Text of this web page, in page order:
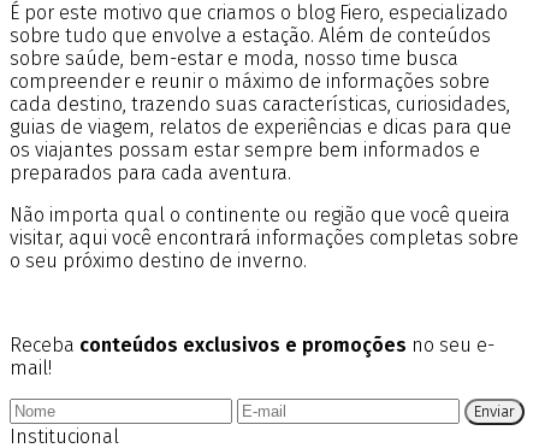
É por este motivo que criamos o blog Fiero, especializado
sobre tudo que envolve a estação. Além de conteúdos
sobre saúde, bem-estar e moda, nosso time busca
compreender e reunir o máximo de informações sobre
cada destino, trazendo suas características, curiosidades,
guias de viagem, relatos de experiências e dicas para que
os viajantes possam estar sempre bem informados e
preparados para cada aventura.
Não importa qual o continente ou região que você queira
visitar, aqui você encontrará informações completas sobre
o seu próximo destino de inverno.
Receba conteúdos exclusivos e promoções no seu e-
mail!
Enviar
Institucional